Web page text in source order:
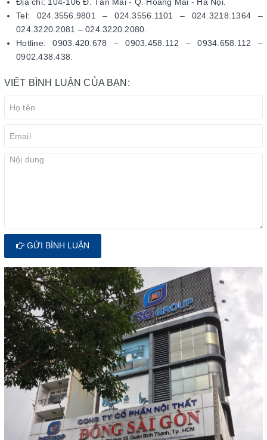
Tel: 024.3556.9801 – 024.3556.1101 – 024.3218.1364 –
024.3220.2081 – 024.3220.2080.
Hotline: 0903.420.678 – 0903.458.112 – 0934.658.112 –
0902.438.438.
VIẾT BÌNH LUẬN CỦA BẠN:
GỬI BÌNH LUẬN